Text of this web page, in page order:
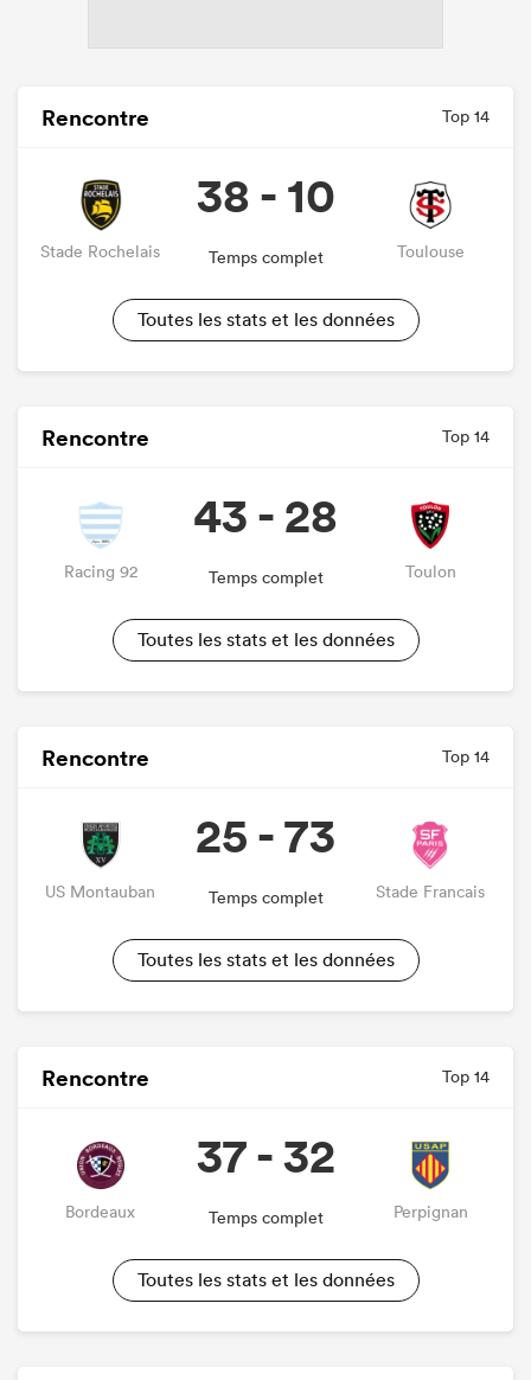
Rencontre Top 14
Stade Rochelais
38 - 10
Temps complet Toulouse
Toutes les stats et les données
Rencontre Top 14
Racing 92
43 - 28
Temps complet Toulon
Toutes les stats et les données
Rencontre Top 14
US Montauban
25 - 73
Temps complet Stade Francais
Toutes les stats et les données
Rencontre Top 14
Bordeaux
37 - 32
Temps complet Perpignan
Toutes les stats et les données